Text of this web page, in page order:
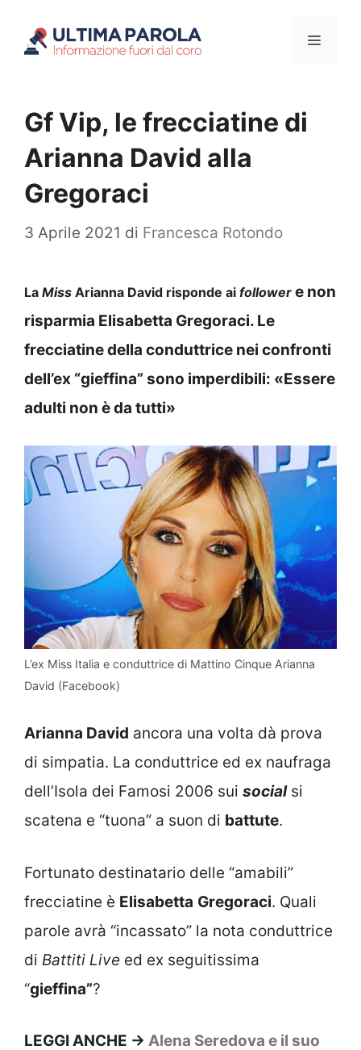
Menu
Gf Vip, le frecciatine di
Arianna David alla
Gregoraci
3 Aprile 2021 di Francesca Rotondo
La Miss Arianna David risponde ai follower e non
risparmia Elisabetta Gregoraci. Le
frecciatine della conduttrice nei confronti
dell’ex “gieffina” sono imperdibili: «Essere
adulti non è da tutti»
L’ex Miss Italia e conduttrice di Mattino Cinque Arianna
David (Facebook)
Arianna David ancora una volta dà prova
di simpatia. La conduttrice ed ex naufraga
dell’Isola dei Famosi 2006 sui socialsi
scatena e “tuona” a suon di battute.
Fortunato destinatario delle “amabili”
frecciatine è Elisabetta Gregoraci. Quali
parole avrà “incassato” la nota conduttrice
di Battiti Live ed ex seguitissima
“gieffina”?
LEGGI ANCHE -> Alena Seredova e il suo